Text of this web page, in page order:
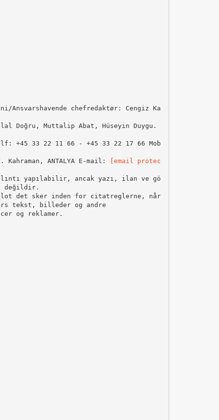
Ansvarshavende chefredaktør: Cengiz Ka
Doğru, Muttalip Abat, Hüseyin Duygu.
+45 33 22 11 66 - +45 33 22 17 66 Mob
ANTALYA E-mail: [email protec
alıntı yapılabilir, ancak yazı, ilan ve gö
değildir.
blot det sker inden for citatreglerne, når
tekst, billeder og andre
og reklamer.